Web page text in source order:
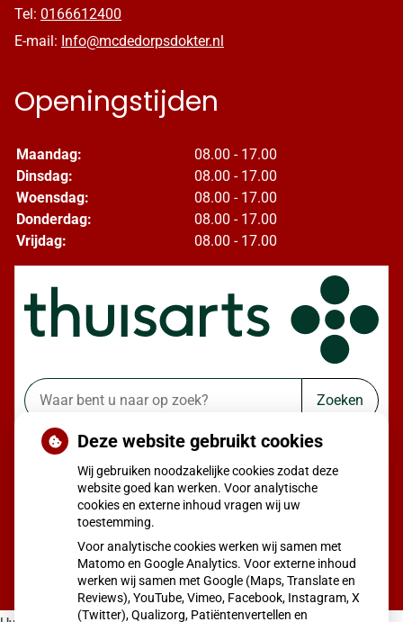
Tel: 0166612400
E-mail: Info@mcdedorpsdokter.nl
Openingstijden
Maandag:
08.00 - 17.00
Dinsdag:
08.00 - 17.00
Woensdag:
08.00 - 17.00
Donderdag:
08.00 - 17.00
Vrijdag:
08.00 - 17.00
Zoeken
of zoek op lichaam
Betrouwbare informatie over ziekte en gezondheid
Deze website gebruikt cookies
Wij gebruiken noodzakelijke cookies zodat deze
website goed kan werken. Voor analytische
cookies en externe inhoud vragen wij uw
toestemming.
Voor analytische cookies werken wij samen met
Matomo en Google Analytics. Voor externe inhoud
werken wij samen met Google (Maps, Translate en
Reviews), YouTube, Vimeo, Facebook, Instagram, X
(Twitter), Qualizorg, Patiëntenvertellen en